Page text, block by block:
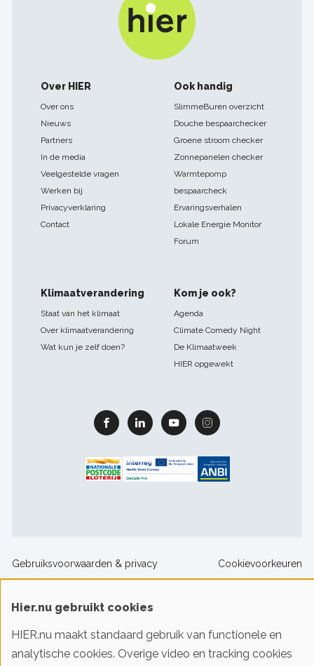
Footer
navigatie
Over HIER
Over ons
Nieuws
Partners
In de media
Veelgestelde vragen
Werken bij
Privacyverklaring
Contact
Ook handig
SlimmeBuren overzicht
Douche bespaarchecker
Groene stroom checker
Zonnepanelen checker
Warmtepomp
bespaarcheck
Ervaringsverhalen
Lokale Energie Monitor
Forum
Klimaatverandering
Staat van het klimaat
Over klimaatverandering
Wat kun je zelf doen?
Kom je ook?
Agenda
Climate Comedy Night
De Klimaatweek
HIER opgewekt
Facebook Linkedin Youtube Instagram
Footer
sitelinks
Gebruiksvoorwaarden & privacy Cookievoorkeuren
Iedereen slim met energie. HIER helpt je!
Hier.nu gebruikt cookies
HIER.nu maakt standaard gebruik van functionele en
analytische cookies. Overige video en tracking cookies